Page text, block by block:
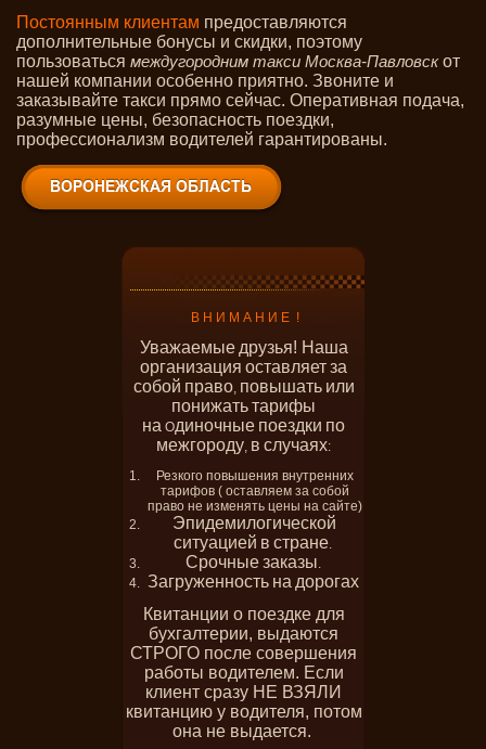
Постоянным клиентам предоставляются
дополнительные бонусы и скидки, поэтому
пользоваться междугородним такси Москва-Павловскот
нашей компании особенно приятно. Звоните и
заказывайте такси прямо сейчас. Оперативная подача,
разумные цены, безопасность поездки,
профессионализм водителей гарантированы.
В Н И М А Н И Е !
Уважаемые друзья! Наша
организация оставляетза
собой право, повышать или
понижатьтарифы
на Одиночные поездки по
межгороду, в случаях:
Резкого повышения внутренних
тарифов ( оставляем за собой
право не изменять цены на сайте)
Эпидемилогической
ситуацией в стране.
Срочные заказы.
Загруженность на дорогах
Квитанции о поездке для
бухгалтерии, выдаются
СТРОГО после совершения
работы водителем. Если
клиент сразу НЕ ВЗЯЛИ
квитанцию у водителя, потом
она не выдается.